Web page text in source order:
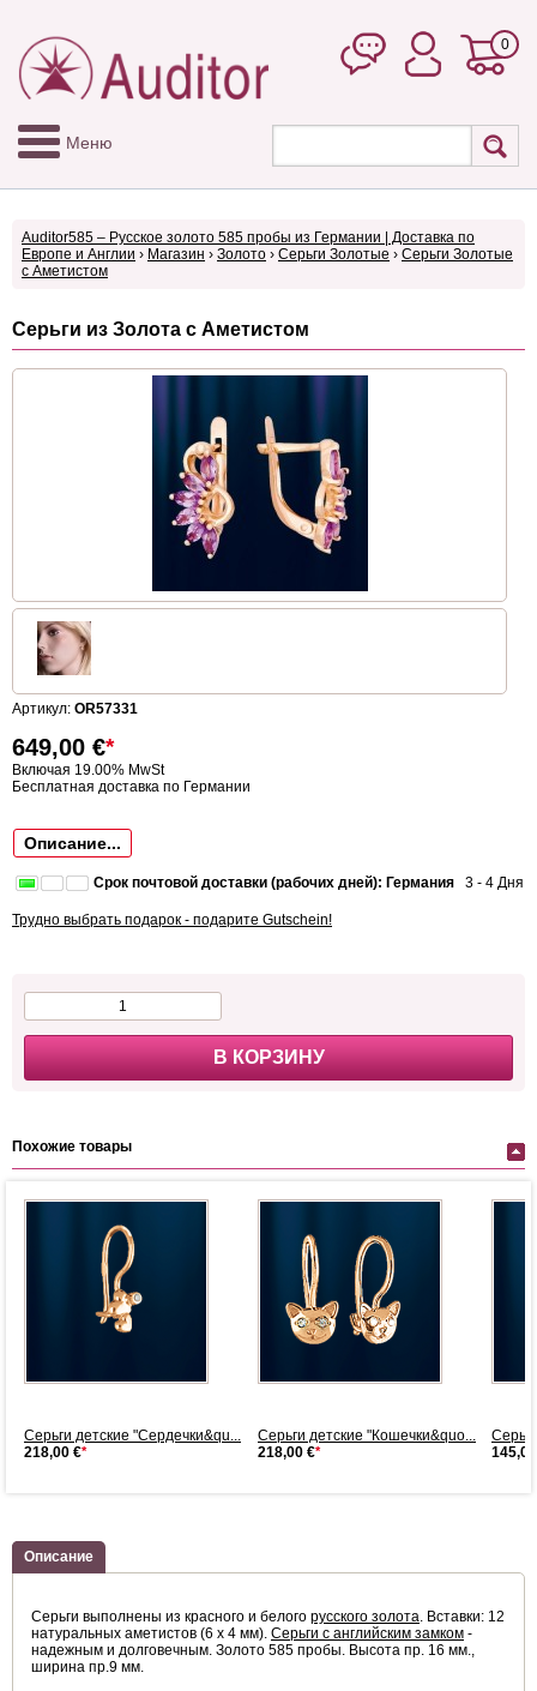
0
Меню
Auditor585 – Русское золото 585 пробы из Германии | Доставка по
Европе и Англии › Магазин › Золото › Серьги Золотые › Серьги Золотые
с Аметистом
Серьги из Золота с Аметистом
Артикул: OR57331
649,00 €*
Включая 19.00% MwSt
Бесплатная доставка по Германии
Описание...
Срок почтовой доставки (рабочих дней): Германия 3 - 4 Дня
Трудно выбрать подарок - подарите Gutschein!
В КОРЗИНУ
Похожие товары
Серьги детские "Сердечки&qu...
218,00 €*
Серьги детские "Кошечки&quo...
218,00 €*
Описание
Серьги выполнены из красного и белого русского золота. Вставки: 12
натуральных аметистов (6 х 4 мм). Серьги с английским замком -
надежным и долговечным. Золото 585 пробы. Высота пр. 16 мм.,
ширина пр.9 мм.